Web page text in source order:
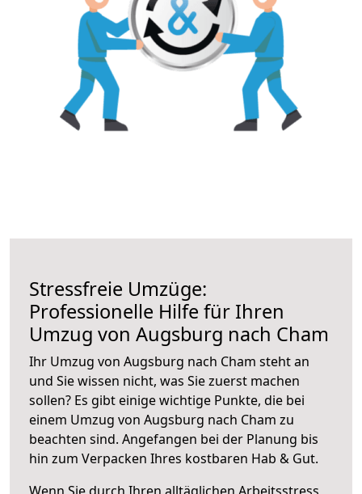
Stressfreie Umzüge:
Professionelle Hilfe für Ihren
Umzug von Augsburg nach Cham
Ihr Umzug von Augsburg nach Cham steht an
und Sie wissen nicht, was Sie zuerst machen
sollen? Es gibt einige wichtige Punkte, die bei
einem Umzug von Augsburg nach Cham zu
beachten sind. Angefangen bei der Planung bis
hin zum Verpacken Ihres kostbaren Hab & Gut.